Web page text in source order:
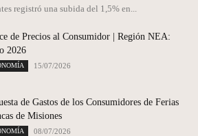
registró una subida del 1,5% en...
de Precios al Consumidor | Región NEA:
2026
15/07/2026
de Gastos de los Consumidores de Ferias
de Misiones
08/07/2026